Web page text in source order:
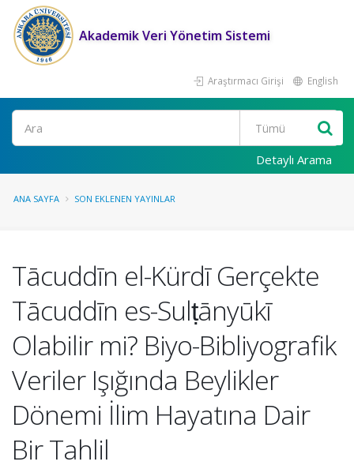
Akademik Veri Yönetim Sistemi
Araştırmacı Girişi English
Ara
Detaylı Arama
ANA SAYFA SON EKLENEN YAYINLAR
Tācuddīn el-Kürdī Gerçekte
Tācuddīn es-Sulṭānyūkī
Olabilir mi? Biyo-Bibliyografik
Veriler Işığında Beylikler
Dönemi İlim Hayatına Dair
Bir Tahlil